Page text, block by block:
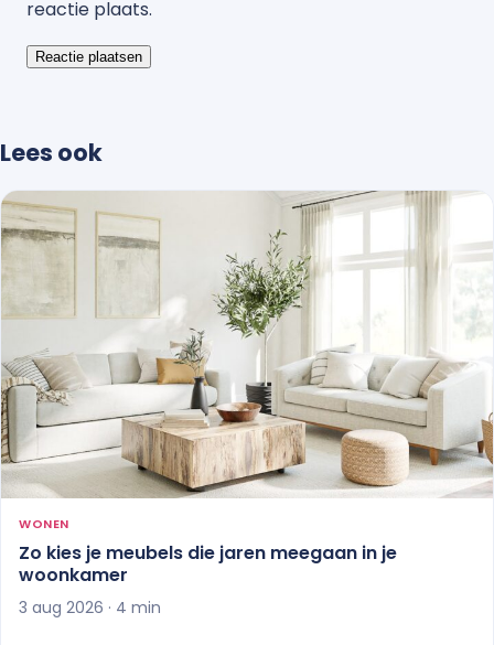
reactie plaats.
Lees ook
WONEN
Zo kies je meubels die jaren meegaan in je
woonkamer
3 aug 2026 · 4 min